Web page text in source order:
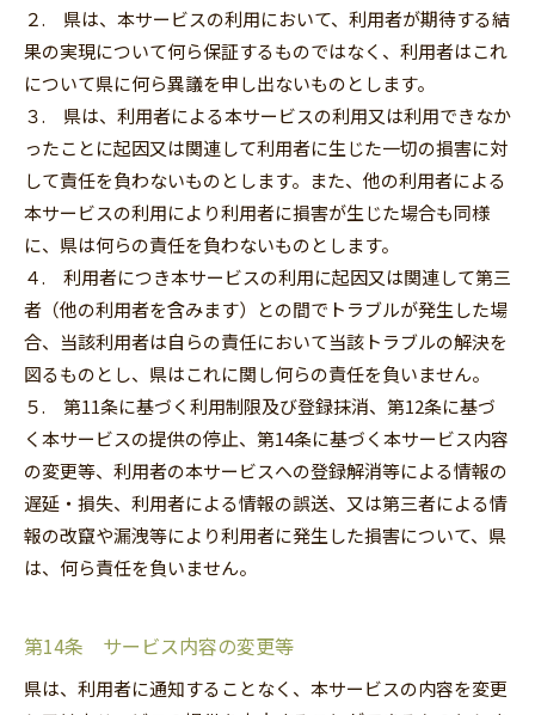
２. 県は、本サービスの利用において、利用者が期待する結
果の実現について何ら保証するものではなく、利用者はこれ
について県に何ら異議を申し出ないものとします。
３. 県は、利用者による本サービスの利用又は利用できなか
ったことに起因又は関連して利用者に生じた一切の損害に対
して責任を負わないものとします。また、他の利用者による
本サービスの利用により利用者に損害が生じた場合も同様
に、県は何らの責任を負わないものとします。
４. 利用者につき本サービスの利用に起因又は関連して第三
者（他の利用者を含みます）との間でトラブルが発生した場
合、当該利用者は自らの責任において当該トラブルの解決を
図るものとし、県はこれに関し何らの責任を負いません。
５. 第11条に基づく利用制限及び登録抹消、第12条に基づ
く本サービスの提供の停止、第14条に基づく本サービス内容
の変更等、利用者の本サービスへの登録解消等による情報の
遅延‧損失、利用者による情報の誤送、又は第三者による情
報の改竄や漏洩等により利用者に発生した損害について、県
は、何ら責任を負いません。
第14条 サービス内容の変更等
県は、利用者に通知することなく、本サービスの内容を変更